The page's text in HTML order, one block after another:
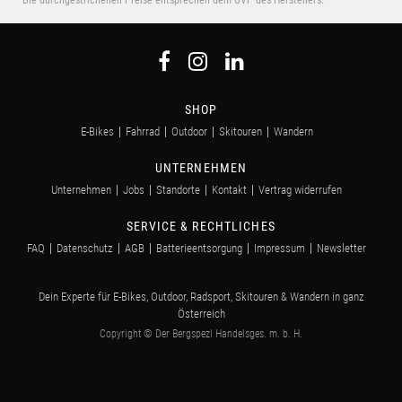
SHOP
E-Bikes Fahrrad Outdoor Skitouren Wandern
UNTERNEHMEN
Unternehmen Jobs Standorte Kontakt Vertrag widerrufen
SERVICE & RECHTLICHES
FAQ Datenschutz AGB Batterieentsorgung Impressum Newsletter
Dein Experte für E-Bikes, Outdoor, Radsport, Skitouren & Wandern in ganz
Österreich
Copyright © Der Bergspezl Handelsges. m. b. H.